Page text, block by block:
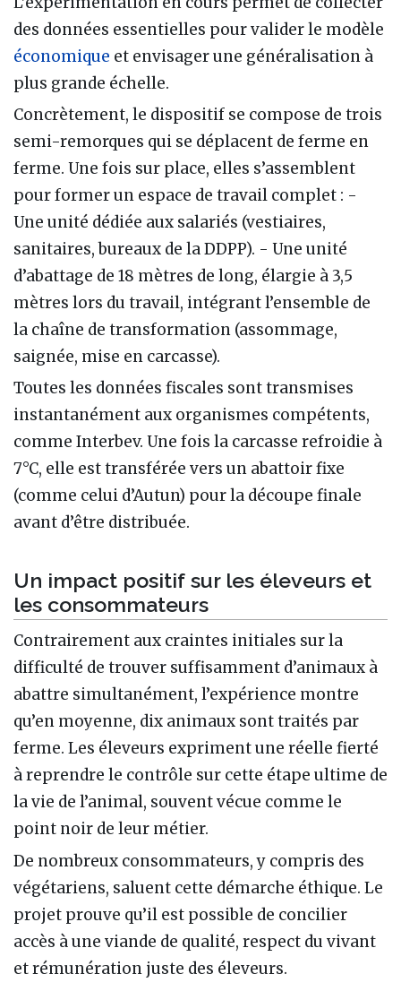
des données essentielles pour valider le modèle
économique et envisager une généralisation à
plus grande échelle.
Concrètement, le dispositif se compose de trois
semi-remorques qui se déplacent de ferme en
ferme. Une fois sur place, elles s’assemblent
pour former un espace de travail complet : -
Une unité dédiée aux salariés (vestiaires,
sanitaires, bureaux de la DDPP). - Une unité
d’abattage de 18 mètres de long, élargie à 3,5
mètres lors du travail, intégrant l’ensemble de
la chaîne de transformation (assommage,
saignée, mise en carcasse).
Toutes les données fiscales sont transmises
instantanément aux organismes compétents,
comme Interbev. Une fois la carcasse refroidie à
7°C, elle est transférée vers un abattoir fixe
(comme celui d’Autun) pour la découpe finale
avant d’être distribuée.
Un impact positif sur les éleveurs et
les consommateurs
Contrairement aux craintes initiales sur la
difficulté de trouver suffisamment d’animaux à
abattre simultanément, l’expérience montre
qu’en moyenne, dix animaux sont traités par
ferme. Les éleveurs expriment une réelle fierté
à reprendre le contrôle sur cette étape ultime de
la vie de l’animal, souvent vécue comme le
point noir de leur métier.
De nombreux consommateurs, y compris des
végétariens, saluent cette démarche éthique. Le
projet prouve qu’il est possible de concilier
accès à une viande de qualité, respect du vivant
et rémunération juste des éleveurs.